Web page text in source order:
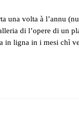
una volta à l’annu
di l’opere di un
in ligna in i mesi chì